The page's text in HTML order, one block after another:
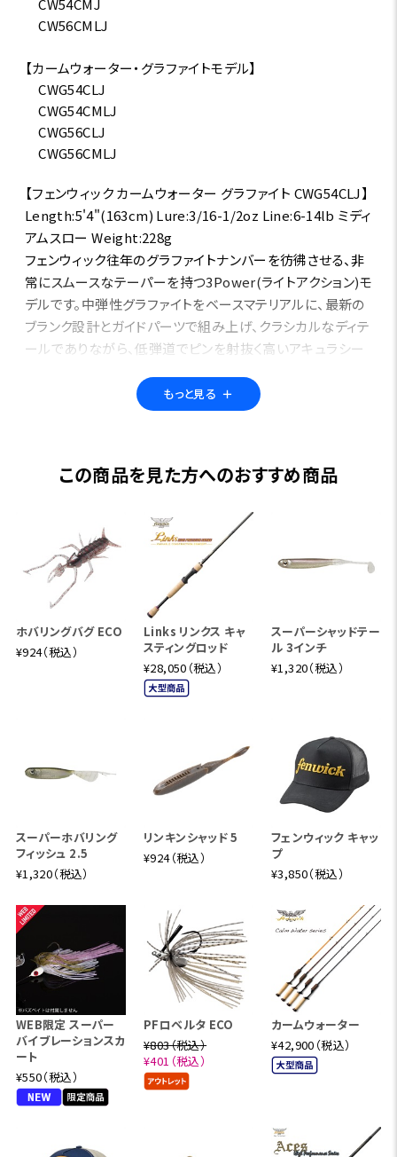
CW54CMJ
CW56CMLJ
【カームウォーター・グラファイトモデル】
CWG54CLJ
CWG54CMLJ
CWG56CLJ
CWG56CMLJ
【フェンウィック カームウォーター グラファイト CWG54CLJ】
Length:5'4"(163cm) Lure:3/16-1/2oz Line:6-14lb ミディ
アムスロー Weight:228g
フェンウィック往年のグラファイトナンバーを彷彿させる、非
常にスムースなテーパーを持つ3Power(ライトアクション)モ
デルです。中弾性グラファイトをベースマテリアルに、最新の
ブランク設計とガイドパーツで組み上げ、クラシカルなディテ
ールでありながら、低弾道でピンを射抜く高いアキュラシー
した。グラファイトマテリアルならではのシャキっとした張り
と、シャープな操作感を伴いながら、負荷を掛けて曲げ込ん
ラグやクランクベイトといった、1/4～3/8ozを中心としたラ
【フェンウィック カームウォーター グラファイト CWG54CML
J】
Length:5'4"(163cm) Lure:1/4-5/8oz Line:8-16lb ミディ
アムスロー Weight:232g
グラファイトモデルらしい非常にシャープなフィーリングを持
ちながら、負荷に応じて美しいベンドカーブを描く4Power
(ミディアムライトアクション)モデルです。ややショートなレン
グスとその軽量感によって様々なモーションからキャストを
ルなルアー操作を実現しています。ピンスポットを射抜くアプ
ローチでブッシュやオーバーハングへプレゼンテーションす
る事を想定し、やや強めのバットパワーを持たせた事で、トッ
プウォータープラグのみならず、ミノープラグのリッピングや
小型クランクベイトといったライトプラッギング全般をこなせ
るバーサタリティーも兼ね備えています。
【フェンウィック カームウォーター グラファイト CWG56CLJ】
Length:5'6"(168cm) Lure:3/16-1/2oz Line:6-14lb ミディ
アムスロー Weight:232g
グラファイトブランクの軽快さを活かしながら、小型トップウ
ォータープラグの心地良いキャストフィールと操作性を追求
した5feet6inch3Power(ライトアクション)ナンバーです。C
WGシリーズ中、最もパラボリックなベンドカーブを採用しな
がら、ダルさを払拭した力の抜けが良いスムースなテーパー
を作り込む事で、小型プラグをストレス無くピンスポットに送
り込むイージーキャスト性能と、キレの良いアクション入力を
可能とする操作性を両立しました。クラシカルテイストのロ
ッドにありがちな持ち重り感を払拭すると共に、ライトアクシ
もっと見る ＋
この商品を見た方へのおすすめ商品
ホバリングバグ ECO
¥924（税込）
Links リンクス キャ
スティングロッド
¥28,050（税込）
スーパーシャッドテー
ル 3インチ
¥1,320（税込）
スーパーホバリング
フィッシュ 2.5
¥1,320（税込）
リンキンシャッド 5
¥924（税込）
フェンウィック キャッ
プ
¥3,850（税込）
WEB限定 スーパー
バイブレーションスカ
ート
¥550（税込）
PFロベルタ ECO
¥803（税込）
¥401（税込）
カームウォーター
¥42,900（税込）